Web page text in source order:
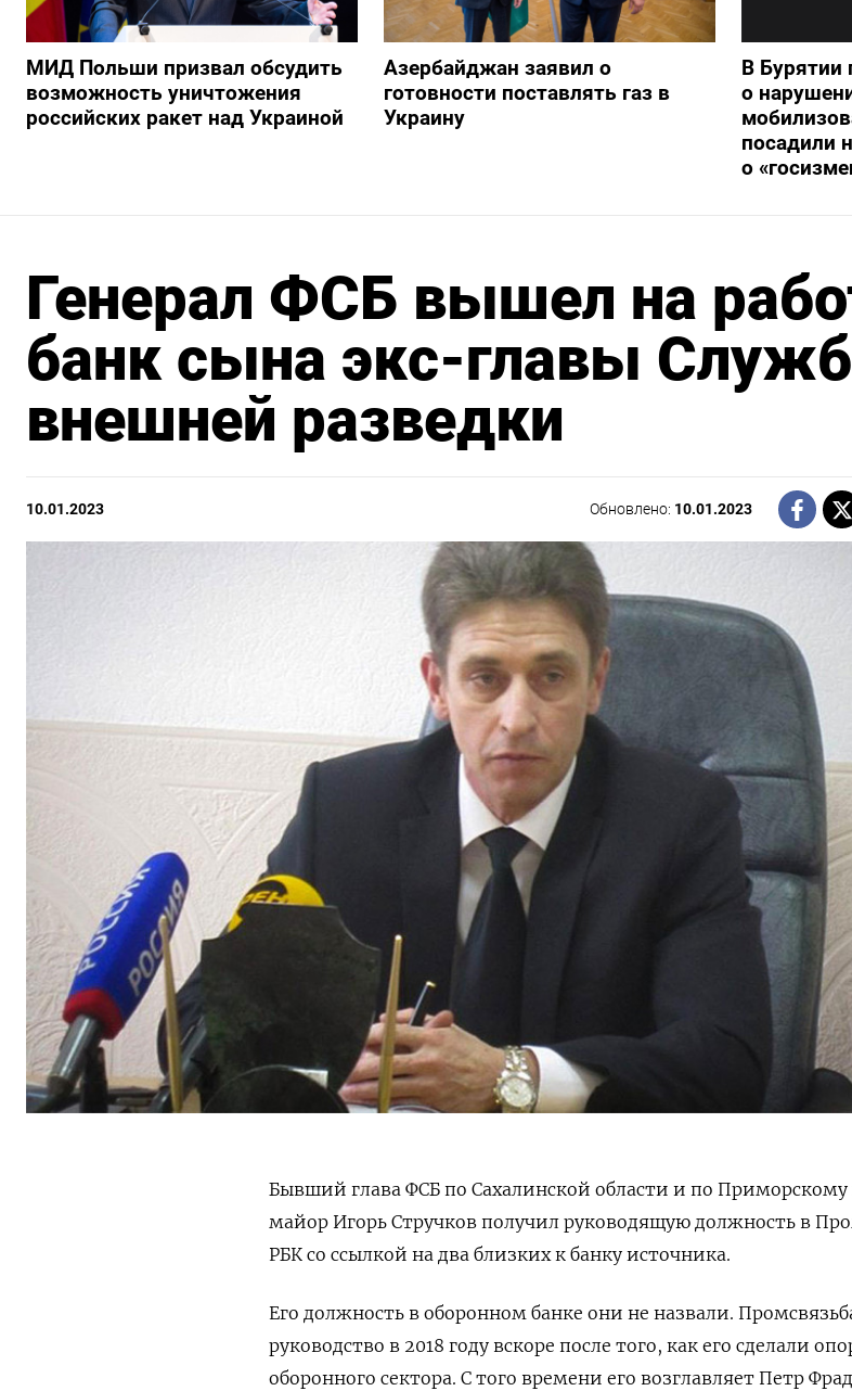
МИД Польши призвал обсудить
возможность уничтожения
российских ракет над Украиной
Азербайджан заявил о
готовности поставлять газ в
Украину
В
о
посадили
о
Генерал ФСБ вышел на
банк сына экс-главы
внешней разведки
10.01.2023 Обновлено: 10.01.2023
Бывший глава ФСБ по Сахалинской области и по Приморскому
майор Игорь Стручков получил руководящую должность в
РБК со ссылкой на два близких к банку источника.
Его должность в оборонном банке они не назвали.
руководство в 2018 году вскоре после того, как его сделали
оборонного сектора. С того времени его возглавляет Петр